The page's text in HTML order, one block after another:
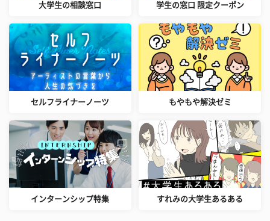
大学生の相談窓口 学生の窓口 限定クーポン
セルフライナーノーツ もやもや解決ゼミ
インターンシップ特集 すれみの大学生あるある